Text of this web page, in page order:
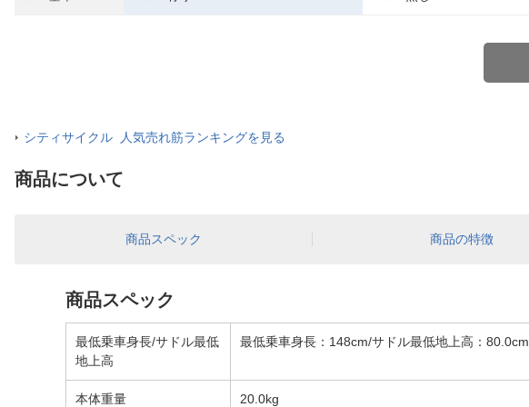
シティサイクル 人気売れ筋ランキングを見る
商品について
商品スペック 商品の特徴
商品スペック
最低乗車身長/サドル最低
地上高
最低乗車身長：148cm/サドル最低地上高：80.0cm
本体重量 20.0kg